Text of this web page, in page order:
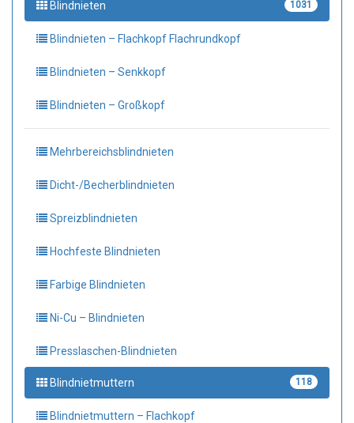
Blindnieten 1031
Blindnieten – Flachkopf Flachrundkopf
Blindnieten – Senkkopf
Blindnieten – Großkopf
Mehrbereichsblindnieten
Dicht-/Becherblindnieten
Spreizblindnieten
Hochfeste Blindnieten
Farbige Blindnieten
Ni-Cu – Blindnieten
Presslaschen-Blindnieten
Blindnietmuttern 118
Blindnietmuttern – Flachkopf